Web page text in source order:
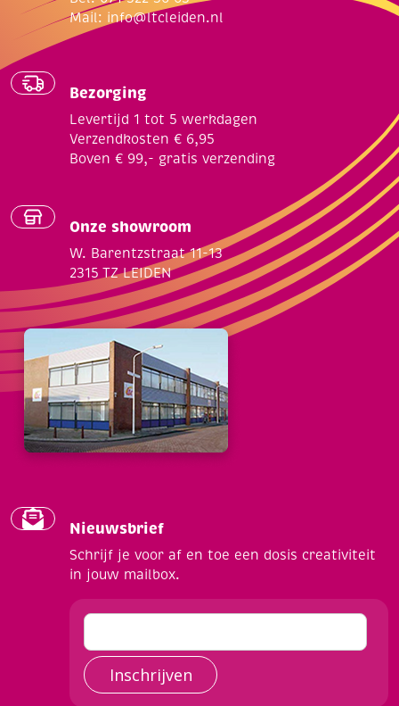
Mail: info@ltcleiden.nl
Bezorging
Levertijd 1 tot 5 werkdagen
Verzendkosten € 6,95
Boven € 99,- gratis verzending
Onze showroom
W. Barentzstraat 11-13
2315 TZ LEIDEN
Nieuwsbrief
Schrijf je voor af en toe een dosis creativiteit
in jouw mailbox.
Inschrijven